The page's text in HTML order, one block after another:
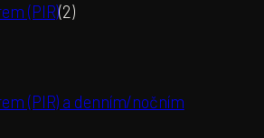
(PIR)(2)
(PIR) a denním/nočním